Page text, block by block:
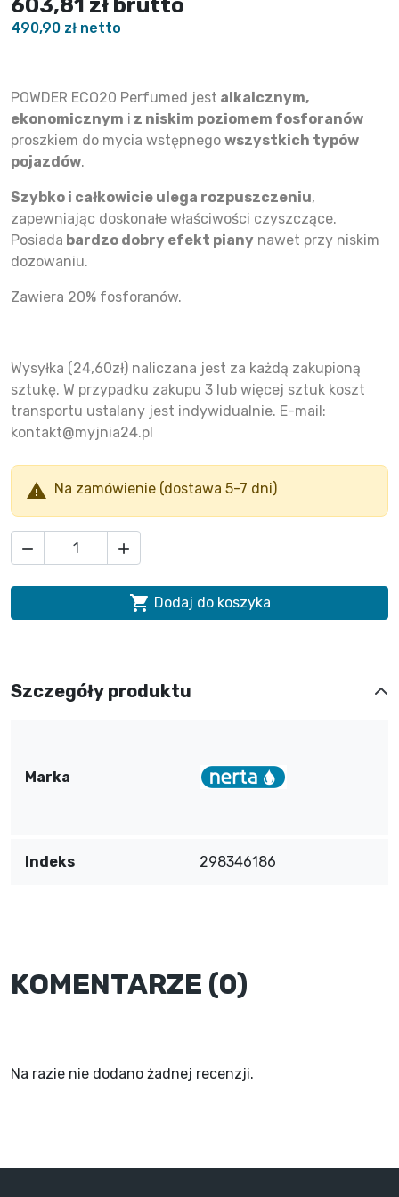
603,81 zł brutto
490,90 zł netto
POWDER ECO20 Perfumed jest alkaicznym,
ekonomicznym i z niskim poziomem fosforanów
proszkiem do mycia wstępnego wszystkich typów
pojazdów.
Szybko i całkowicie ulega rozpuszczeniu,
zapewniając doskonałe właściwości czyszczące.
Posiada bardzo dobry efekt piany nawet przy niskim
dozowaniu.
Zawiera 20% fosforanów.
Wysyłka (24,60zł) naliczana jest za każdą zakupioną
sztukę. W przypadku zakupu 3 lub więcej sztuk koszt
transportu ustalany jest indywidualnie. E-mail:
kontakt@myjnia24.pl
 Na zamówienie (dostawa 5-7 dni)
 
 Dodaj do koszyka
Szczegóły produktu
Marka
Indeks 298346186
KOMENTARZE (0)
Na razie nie dodano żadnej recenzji.